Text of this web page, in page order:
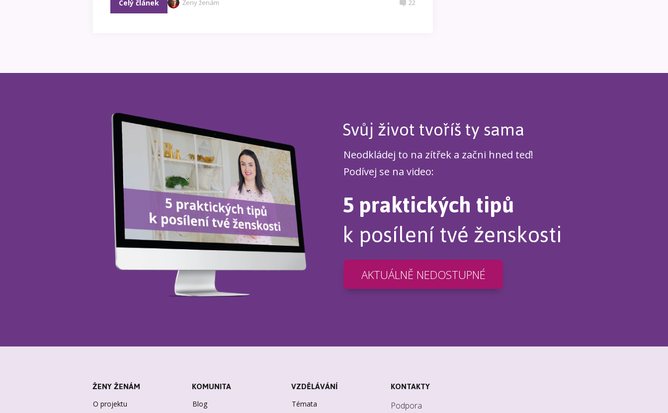
Celý článek Ženy ženám 22
Svůj život tvoříš ty sama
Neodkládej to na zítřek a začni hned teď!
Podívej se na video:
5 praktických tipů
k posílení tvé ženskosti
AKTUÁLNĚ NEDOSTUPNÉ
ŽENY ŽENÁM
O projektu
KOMUNITA
Blog
VZDĚLÁVÁNÍ
Témata
KONTAKTY
Podpora